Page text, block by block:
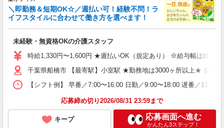
＼即勤務＆短期OK☆／週払い可！経験不問！ラ
イフスタイルに合わせて働き方を選べます！
未経験・無資格OKの介護スタッフ
時給1,330円〜1,600円 ★週払いOK（規定あり） ※給与幅は経験・
千葉県船橋市 【最寄駅】小室駅 ★勤務地は3000ヶ所以上★ 自宅
【シフト例】 早番／7:00〜16:00 日勤／9:00〜18:00 遅番／
応募締め切り2026/08/31 23:59まで
キープ 応募画面へ進む
かんたん3ステップ！